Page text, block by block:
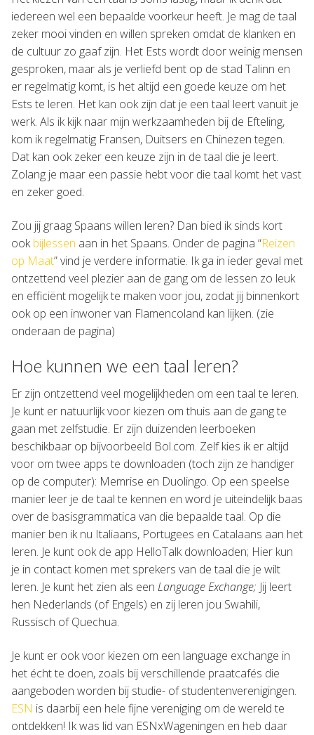
iedereen wel een bepaalde voorkeur heeft. Je mag de taal
zeker mooi vinden en willen spreken omdat de klanken en
de cultuur zo gaaf zijn. Het Ests wordt door weinig mensen
gesproken, maar als je verliefd bent op de stad Talinn en
er regelmatig komt, is het altijd een goede keuze om het
Ests te leren. Het kan ook zijn dat je een taal leert vanuit je
werk. Als ik kijk naar mijn werkzaamheden bij de Efteling,
kom ik regelmatig Fransen, Duitsers en Chinezen tegen.
Dat kan ook zeker een keuze zijn in de taal die je leert.
Zolang je maar een passie hebt voor die taal komt het vast
en zeker goed.
Zou jij graag Spaans willen leren? Dan bied ik sinds kort
ookbijlessen aan in het Spaans. Onder de pagina “Reizen
op Maat” vind je verdere informatie. Ik ga in ieder geval met
ontzettend veel plezier aan de gang om de lessen zo leuk
en efficiënt mogelijk te maken voor jou, zodat jij binnenkort
ook op een inwoner van Flamencoland kan lijken. (zie
onderaan de pagina)
Hoe kunnen we een taal leren?
Er zijn ontzettend veel mogelijkheden om een taal te leren.
Je kunt er natuurlijk voor kiezen om thuis aan de gang te
gaan met zelfstudie. Er zijn duizenden leerboeken
beschikbaar op bijvoorbeeld Bol.com. Zelf kies ik er altijd
voor om twee apps te downloaden (toch zijn ze handiger
op de computer): Memrise en Duolingo. Op een speelse
manier leer je de taal te kennen en word je uiteindelijk baas
over de basisgrammatica van die bepaalde taal. Op die
manier ben ik nu Italiaans, Portugees en Catalaans aan het
leren. Je kunt ook de app HelloTalk downloaden; Hier kun
je in contact komen met sprekers van de taal die je wilt
leren. Je kunt het zien als een Language Exchange; Jij leert
hen Nederlands (of Engels) en zij leren jou Swahili,
Russisch of Quechua.
Je kunt er ook voor kiezen om een language exchange in
het écht te doen, zoals bij verschillende praatcafés die
aangeboden worden bij studie- of studentenverenigingen.
ESN is daarbij een hele fijne vereniging om de wereld te
ontdekken! Ik was lid van ESNxWageningen en heb daar